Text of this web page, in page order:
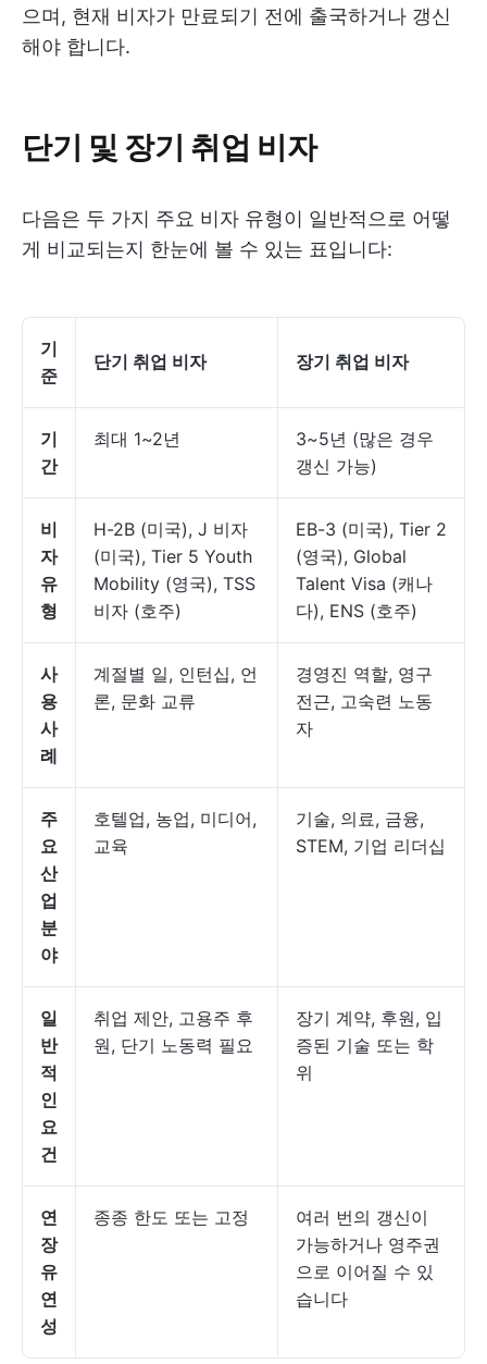
으며, 현재 비자가 만료되기 전에 출국하거나 갱신
해야 합니다.
단기 및 장기 취업 비자
다음은 두 가지 주요 비자 유형이 일반적으로 어떻
게 비교되는지 한눈에 볼 수 있는 표입니다:
기
준
단기 취업 비자 장기 취업 비자
기
간
최대 1~2년
3~5년 (많은 경우
갱신 가능)
비
자
유
형
H-2B (미국), J 비자
(미국), Tier 5 Youth
Mobility (영국), TSS
비자 (호주)
EB-3 (미국), Tier 2
(영국), Global
Talent Visa (캐나
다), ENS (호주)
사
용
사
례
계절별 일, 인턴십, 언
론, 문화 교류
경영진 역할, 영구
전근, 고숙련 노동
자
주
요
산
업
분
야
호텔업, 농업, 미디어,
교육
기술, 의료, 금융,
STEM, 기업 리더십
일
반
적
인
요
건
취업 제안, 고용주 후
원, 단기 노동력 필요
장기 계약, 후원, 입
증된 기술 또는 학
위
연
장
유
연
성
종종 한도 또는 고정
여러 번의 갱신이
가능하거나 영주권
으로 이어질 수 있
습니다